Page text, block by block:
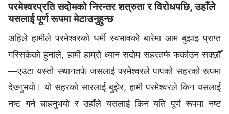
परमेश्‍वरप्रति सदोमको निरन्तर शत्रुता र विरोधपछि, उहाँले
यसलाई पूर्ण रूपमा मेटाउनुहुन्छ
अहिले हामीले परमेश्‍वरको धर्मी स्वभावको बारेमा आम बुझाइ प्राप्त
गरिसकेको हुनाले, हामी हाम्रो ध्यान सदोम सहरतर्फ फर्काउन सक्छौँ
—एउटा यस्तो स्थानतर्फ जसलाई परमेश्‍वरले पापको सहरको रूपमा
देख्‍नुभयो। यो सहरको सारलाई बुझेर, हामी परमेश्‍वरले किन यसलाई
नष्ट गर्न चाहनुभयो र उहाँले यसलाई किन यति पूर्ण रूपमा नष्ट